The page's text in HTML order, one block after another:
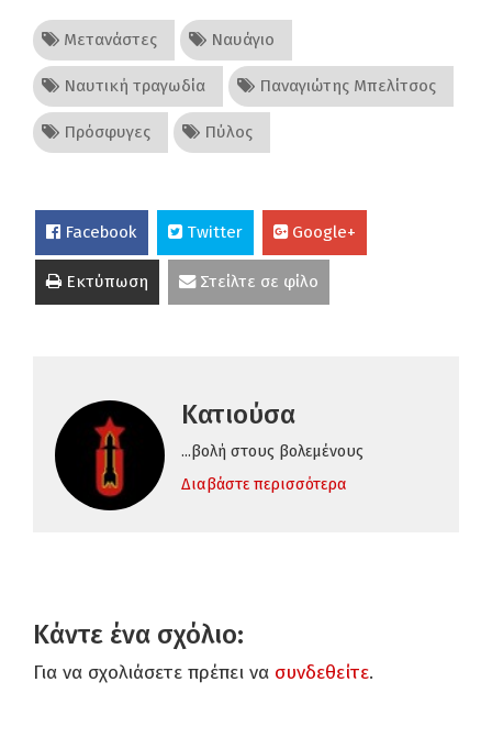
Μετανάστες Ναυάγιο
Ναυτική τραγωδία Παναγιώτης Μπελίτσος
Πρόσφυγες Πύλος
Facebook Twitter Google+
Εκτύπωση Στείλτε σε φίλο
Κατιούσα
...βολή στους βολεμένους
Διαβάστε περισσότερα
Κάντε ένα σχόλιο:
Για να σχολιάσετε πρέπει να συνδεθείτε.